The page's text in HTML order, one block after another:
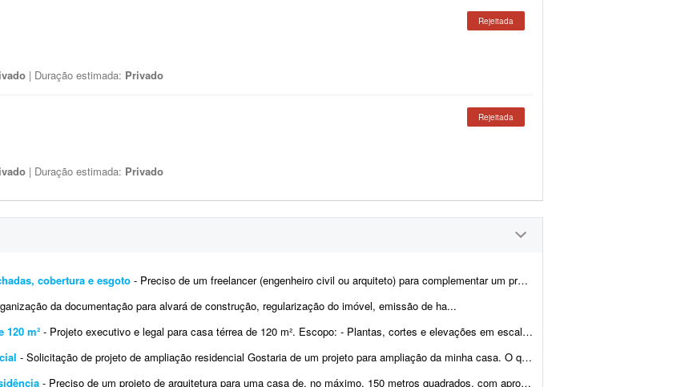
Rejeitada
| Duração estimada: Privado
Rejeitada
| Duração estimada: Privado
cobertura e esgoto - Preciso de um freelancer (engenheiro civil ou arquiteto) para complementar um projeto executivo de residência unifamiliar com telhado de quatro águas. Já tenho pronto e fornece...
da documentação para alvará de construção, regularização do imóvel, emissão de ha...
120 m² - Projeto executivo e legal para casa térrea de 120 m². Escopo: - Plantas, cortes e elevações em escala 1:50 (arquivos DWG e PDF) - Modelo 3D atualizado (já existe ...
- Solicitação de projeto de ampliação residencial Gostaria de um projeto para ampliação da minha casa. O que desejo: - Construção de 1 su&ia...
- Preciso de um projeto de arquitetura para uma casa de, no máximo, 150 metros quadrados, com aproximadamente a seguinte distribuição: - 4 suítes - 1 sala - 1 cozinha - 1...